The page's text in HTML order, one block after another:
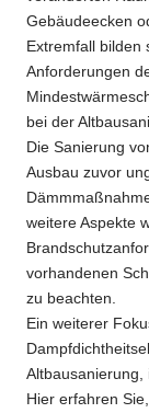
Gebäudeecken
Extremfall bilden
Anforderungen
bei der
Die Sanierung
Ausbau zuvor
weitere Aspekte
vorhandenen
zu beachten.
Ein weiterer
Altbausanierung,
Hier erfahren